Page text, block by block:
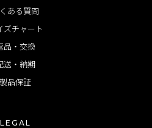
ある質問
ズチャート
品・交換
送・納期
製品保証
LEGAL